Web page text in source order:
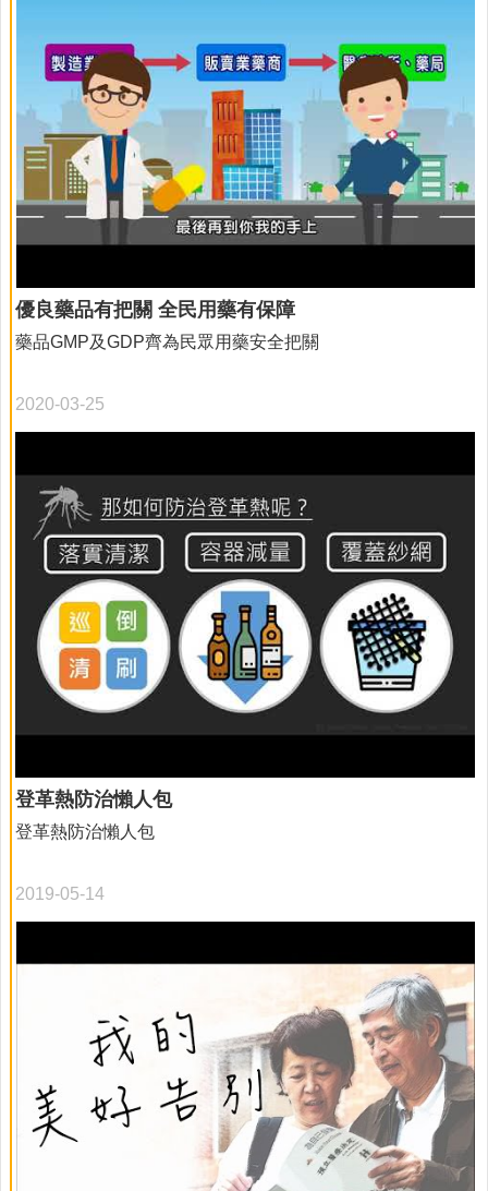
優良藥品有把關 全民用藥有保障
2020-03-25
藥品GMP及GDP齊為民眾用藥安全把關
登革熱防治懶人包
2019-05-14
登革熱防治懶人包